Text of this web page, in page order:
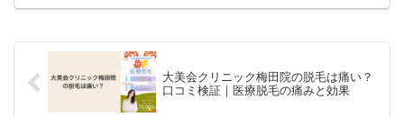
さらなる肌乾燥につながりかねません。 「さらに乾燥するかもって
液」で肌を柔らかくして肌を整えてくれます。 ですが、普通の美容
液のように保湿成分がたっぷり配合されているわけではありません。
”肌を柔らかくして肌を整える”ことで、美容成分をなじみやすくしま
す。 その美容成分を、化粧水や乳液（もしくはクリーム）などのス
キンケアで補う必要があるのです。
大美会クリニック梅田院の脱毛は痛い？
口コミ検証｜医療脱毛の痛みと効果